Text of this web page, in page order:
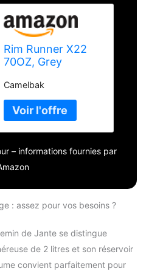
Rim Runner X22
70OZ, Grey
Punch 2022
Camelbak
– informations fournies par
: assez pour vos besoins ?
de Jante se distingue
de 2 litres et son réservoir
convient parfaitement pour